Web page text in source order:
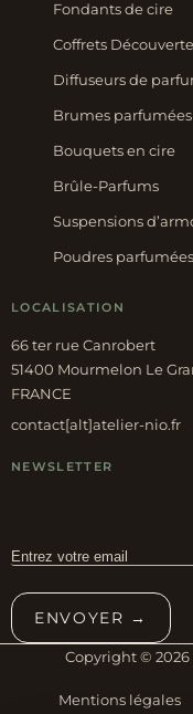
Fondants de cire
Coffrets Découverte
Diffuseurs de
Brumes parfumées
Bouquets en cire
Brûle-Parfums
Suspensions
Poudres parfumées
LOCALISATION
66 ter rue Canrobert
51400 Mourmelon Le
FRANCE
contact[alt]atelier-nio.fr
NEWSLETTER
ENVOYER →
Copyright © 2026
Mentions légales